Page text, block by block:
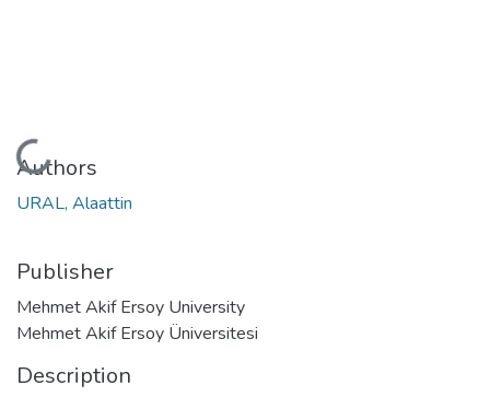
Loading...
Authors
URAL, Alaattin
Publisher
Mehmet Akif Ersoy University
Mehmet Akif Ersoy Üniversitesi
Description